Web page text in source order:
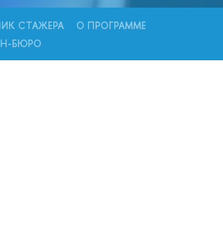
СТАЖЕРА
О ПРОГРАММЕ
БЮРО